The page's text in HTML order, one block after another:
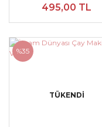
495,00 TL
%35
TÜKENDİ